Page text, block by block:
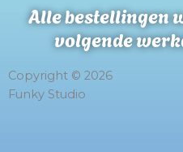
Alle bestellingen
volgende
Copyright © 2026
Funky Studio